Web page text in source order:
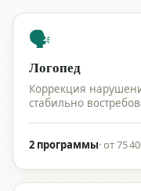
🗣️
Логопед
Коррекция
стабильно
2 программы·от 75